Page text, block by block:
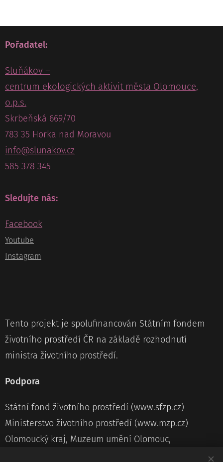
Pořadatel:
Sluňákov –
centrum ekologických aktivit města Olomouce,
o.p.s.
Skrbeňská 669/70
783 35 Horka nad Moravou
info@slunakov.cz
585 378 345
Sledujte nás:
Facebook
Youtube
Instagram
Tento projekt je spolufinancován Státním fondem
životního prostředí ČR na základě rozhodnutí
ministra životního prostředí.
Podpora
Státní fond životního prostředí (www.sfzp.cz)
Ministerstvo životního prostředí (www.mzp.cz)
Olomoucký kraj, Muzeum umění Olomouc,